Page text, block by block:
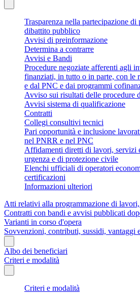
Trasparenza nella partecipazione di
dibattito pubblico
Avvisi di preinformazione
Determina a contrarre
Avvisi e Bandi
Procedure negoziate afferenti agli
finanziati, in tutto o in parte, con le
e dal PNC e dai programmi
Avviso sui risultati delle procedure
Avvisi sistema di qualificazione
Contratti
Collegi consultivi tecnici
Pari opportunità e inclusione
nel PNRR e nel PNC
Affidamenti diretti di lavori, servizi
urgenza e di protezione civile
Elenchi ufficiali di operatori
certificazioni
Informazioni ulteriori
Atti relativi alla programmazione di
Contratti con bandi e avvisi pubblicati
Varianti in corso d'opera
Sovvenzioni, contributi, sussidi, vantaggi
Albo dei beneficiari
Criteri e modalità
Criteri e modalità